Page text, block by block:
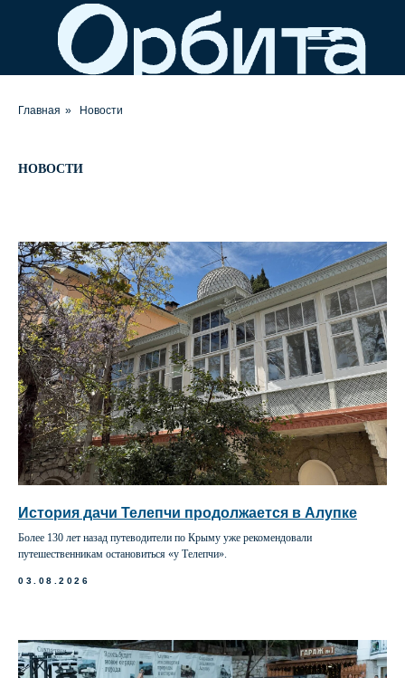
Главная » Новости
НОВОСТИ
История дачи Телепчи продолжается в Алупке
Более 130 лет назад путеводители по Крыму уже рекомендовали
путешественникам остановиться «у Телепчи».
03.08.2026